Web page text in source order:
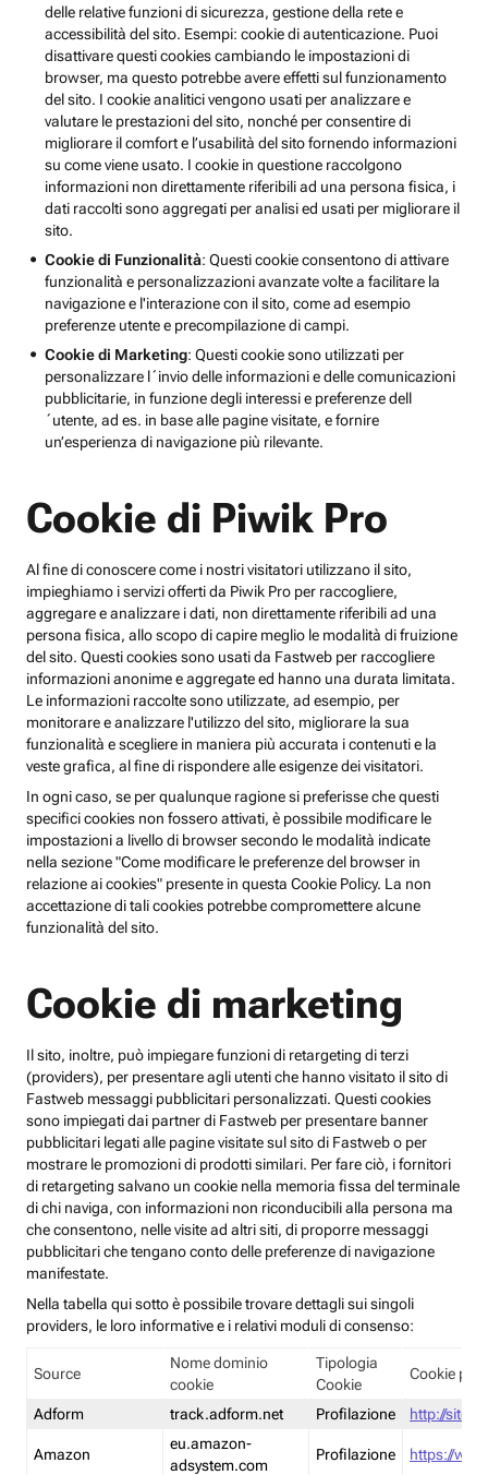
delle relative funzioni di sicurezza, gestione della rete e
accessibilità del sito. Esempi: cookie di autenticazione. Puoi
disattivare questi cookies cambiando le impostazioni di
browser, ma questo potrebbe avere effetti sul funzionamento
del sito. I cookie analitici vengono usati per analizzare e
valutare le prestazioni del sito, nonché per consentire di
migliorare il comfort e l’usabilità del sito fornendo informazioni
su come viene usato. I cookie in questione raccolgono
informazioni non direttamente riferibili ad una persona fisica, i
dati raccolti sono aggregati per analisi ed usati per migliorare il
sito.
Cookie di Funzionalità: Questi cookie consentono di attivare
funzionalità e personalizzazioni avanzate volte a facilitare la
navigazione e l'interazione con il sito, come ad esempio
preferenze utente e precompilazione di campi.
Cookie di Marketing: Questi cookie sono utilizzati per
personalizzare l´invio delle informazioni e delle comunicazioni
pubblicitarie, in funzione degli interessi e preferenze dell
´utente, ad es. in base alle pagine visitate, e fornire
un’esperienza di navigazione più rilevante.
Cookie di Piwik Pro
Al fine di conoscere come i nostri visitatori utilizzano il sito,
impieghiamo i servizi offerti da Piwik Pro per raccogliere,
aggregare e analizzare i dati, non direttamente riferibili ad una
persona fisica, allo scopo di capire meglio le modalità di fruizione
del sito. Questi cookies sono usati da Fastweb per raccogliere
informazioni anonime e aggregate ed hanno una durata limitata.
Le informazioni raccolte sono utilizzate, ad esempio, per
monitorare e analizzare l'utilizzo del sito, migliorare la sua
funzionalità e scegliere in maniera più accurata i contenuti e la
veste grafica, al fine di rispondere alle esigenze dei visitatori.
In ogni caso, se per qualunque ragione si preferisse che questi
specifici cookies non fossero attivati, è possibile modificare le
impostazioni a livello di browser secondo le modalità indicate
nella sezione "Come modificare le preferenze del browser in
relazione ai cookies" presente in questa Cookie Policy. La non
accettazione di tali cookies potrebbe compromettere alcune
funzionalità del sito.
Cookie di marketing
Il sito, inoltre, può impiegare funzioni di retargeting di terzi
(providers), per presentare agli utenti che hanno visitato il sito di
Fastweb messaggi pubblicitari personalizzati. Questi cookies
sono impiegati dai partner di Fastweb per presentare banner
pubblicitari legati alle pagine visitate sul sito di Fastweb o per
mostrare le promozioni di prodotti similari. Per fare ciò, i fornitori
di retargeting salvano un cookie nella memoria fissa del terminale
di chi naviga, con informazioni non riconducibili alla persona ma
che consentono, nelle visite ad altri siti, di proporre messaggi
pubblicitari che tengano conto delle preferenze di navigazione
manifestate.
Nella tabella qui sotto è possibile trovare dettagli sui singoli
providers, le loro informative e i relativi moduli di consenso:
Source
Nome dominio
cookie
Tipologia
Cookie
Cookie
Adform track.adform.net Profilazione http://
Amazon
eu.amazon-
adsystem.com
Profilazione https://